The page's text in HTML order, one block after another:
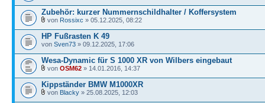
Zubehör: kurzer Nummernschildhalter / Koffersystem
von Rossixc » 05.12.2025, 08:22
HP Fußrasten K 49
von Sven73 » 09.12.2025, 17:06
Wesa-Dynamic für S 1000 XR von Wilbers eingebaut
von OSM62 » 14.01.2016, 14:37
Kippständer BMW M1000XR
von Blacky » 25.08.2025, 12:03